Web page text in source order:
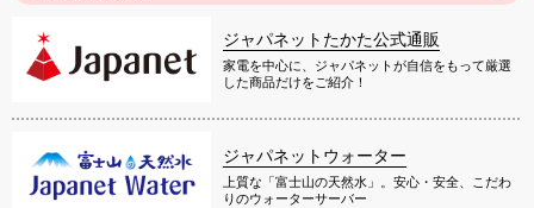
ジャパネットたかた公式通販
家電を中心に、ジャパネットが自信をもって厳選
した商品だけをご紹介！
ジャパネットウォーター
上質な「富士山の天然水」。安心・安全、こだわ
りのウォーターサーバー